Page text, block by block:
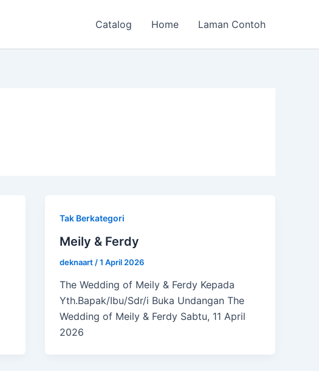
Catalog Home Laman Contoh
Tak Berkategori
Meily & Ferdy
deknaart /1 April 2026
The Wedding of Meily & Ferdy Kepada
Yth.Bapak/Ibu/Sdr/i Buka Undangan The
Wedding of Meily & Ferdy Sabtu, 11 April
2026